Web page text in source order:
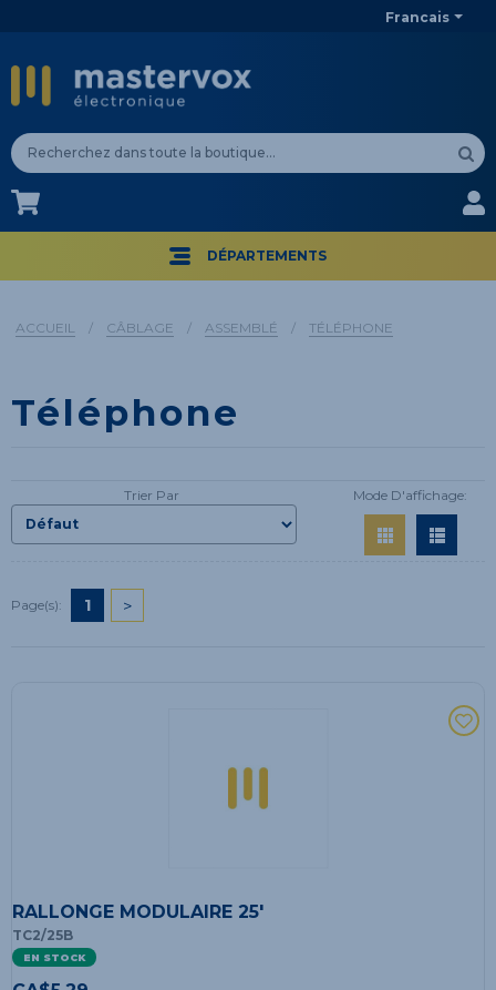
Francais
CA$
DÉPARTEMENTS
ACCUEIL / CÂBLAGE / ASSEMBLÉ / TÉLÉPHONE
Téléphone
Trier Par Mode D'affichage:
Page(s): 1 >
RALLONGE MODULAIRE 25'
TC2/25B
EN STOCK